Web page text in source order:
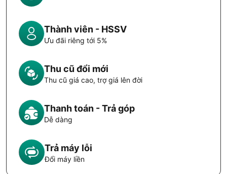
Thành viên - HSSV
Ưu đãi riêng tới 5%
Thu cũ đổi mới
Thu cũ giá cao, trợ giá lên đời
Thanh toán - Trả góp
Dễ dàng
Trả máy lỗi
Đổi máy liền